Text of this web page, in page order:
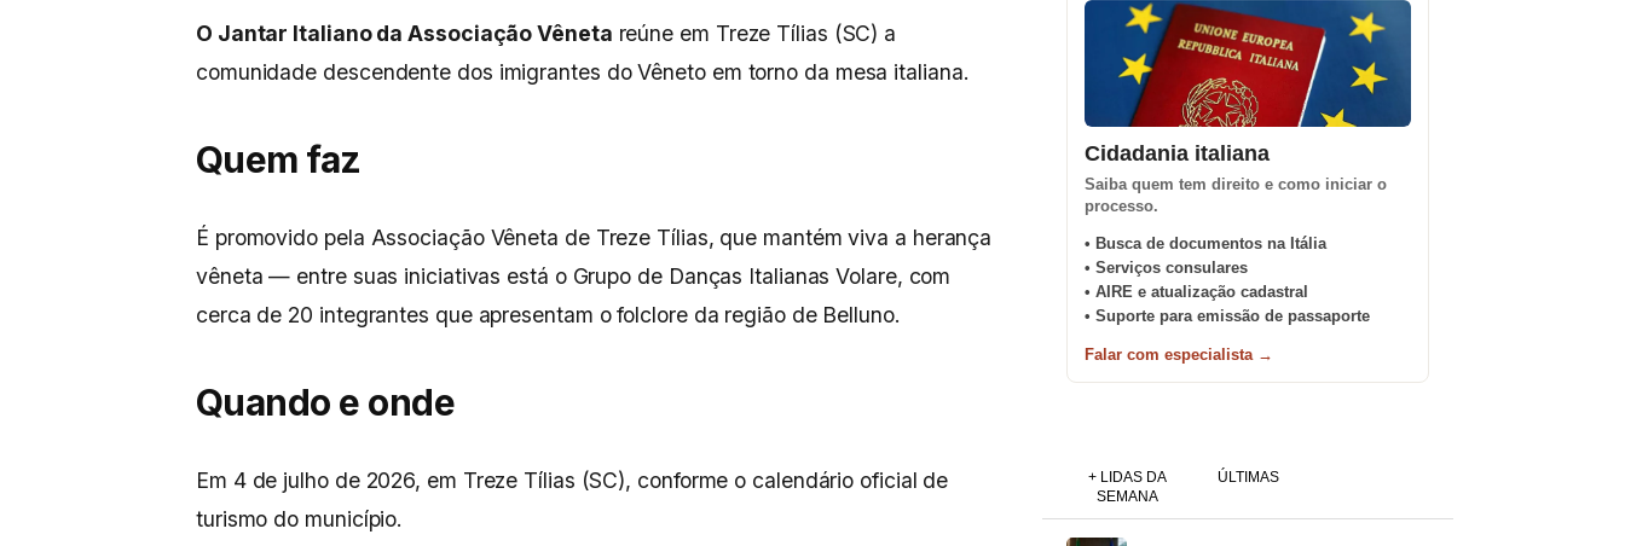
O Jantar Italiano da Associação Vêneta reúne em Treze Tílias (SC) a
comunidade descendente dos imigrantes do Vêneto em torno da mesa italiana.
Quem faz
É promovido pela Associação Vêneta de Treze Tílias, que mantém viva a herança
vêneta — entre suas iniciativas está o Grupo de Danças Italianas Volare, com
cerca de 20 integrantes que apresentam o folclore da região de Belluno.
Quando e onde
Em 4 de julho de 2026, em Treze Tílias (SC), conforme o calendário oficial de
turismo do município.
Cidadania italiana
Saiba quem tem direito e como iniciar o
processo.
• Busca de documentos na Itália
• Serviços consulares
• AIRE e atualização cadastral
• Suporte para emissão de passaporte
Falar com especialista →
+ LIDAS DA
SEMANA
ÚLTIMAS